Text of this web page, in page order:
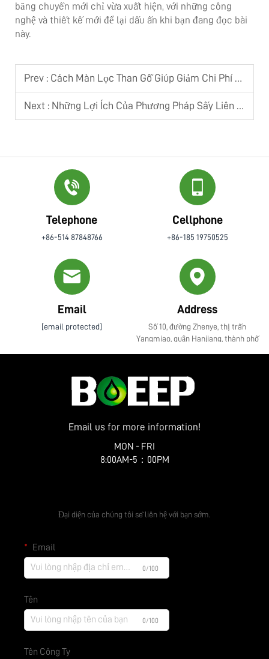
băng chuyền mới chỉ vừa xuất hiện, với những công
nghệ và thiết kế mới để lại dấu ấn khi bạn đang đọc bài
này.
Prev : Cách Màn Lọc Than Gỗ Giúp Giảm Chi Phí Vận Hành Tại Các Nhà Máy Xử Lý Nước
Next : Những Lợi Ích Của Phương Pháp Sấy Liên Tục Với Máy Sấy Băng
Telephone
+86-514 87848766
Cellphone
+86-185 19750525
Email
[email protected]
Address
Số 10, đường Zhenye, thị trấn
Yangmiao, quận Hanjiang, thành phố
Email us for more information!
MON - FRI
8:00AM-5：00PM
Đại diện của chúng tôi sẽ liên hệ với bạn sớm.
Email
0/100
Tên
0/100
Tên Công Ty